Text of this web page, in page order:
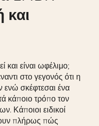
και
και είναι ωφέλιμο;
στο γεγονός ότι η
ενώ σκέφτεσαι ένα
κάποιο τρόπο τον
Κάποιοι ειδικοί
πλήρως πώς